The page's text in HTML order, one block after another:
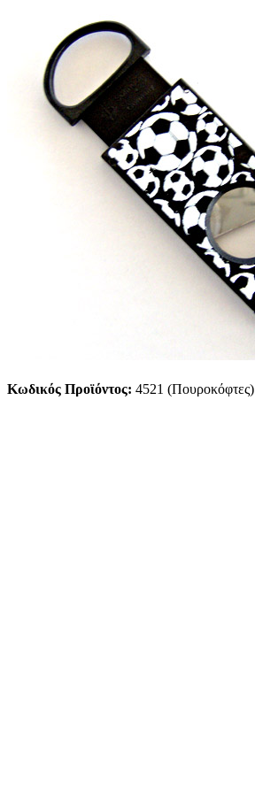
Κωδικός Προϊόντος: 4521 (Πουροκόφτες)